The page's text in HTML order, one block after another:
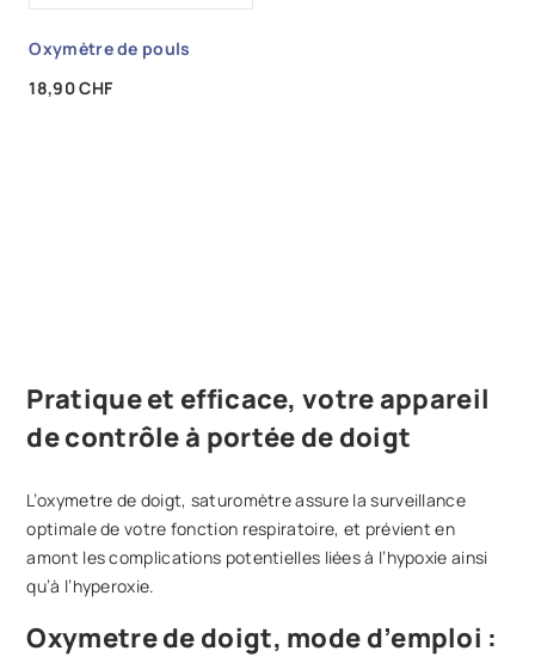
Oxymètre de pouls
Prix
18,90 CHF
Pratique et efficace, votre appareil
de contrôle à portée de doigt
L’oxymetre de doigt, saturomètre assure la surveillance
optimale de votre fonction respiratoire, et prévient en
amont les complications potentielles liées à l’hypoxie ainsi
qu’à l’hyperoxie.
Oxymetre de doigt, mode d’emploi :